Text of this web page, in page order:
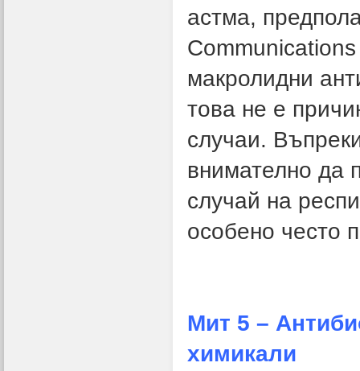
астма,
макролидни
това не е
случаи.
внимателно да
случай на
особено често
Мит 5 –
химикали